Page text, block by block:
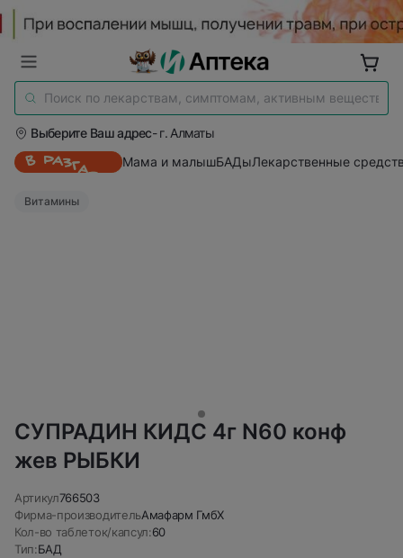
Выберите Ваш адрес- г. Алматы
Мама и малышБАДыЛекарственные
Витамины
СУПРАДИН КИДС 4г N60 конф
жев РЫБКИ
Артикул766503
Фирма-производительАмафарм ГмбХ
Кол-во таблеток/капсул:60
Тип:БАД